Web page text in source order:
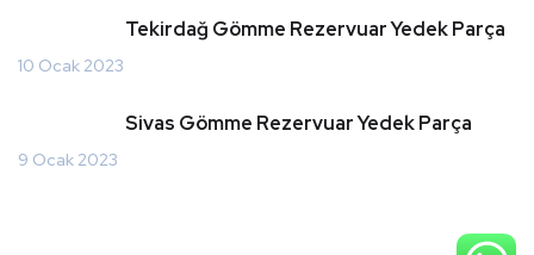
Tekirdağ Gömme Rezervuar Yedek Parça
10 Ocak 2023
Sivas Gömme Rezervuar Yedek Parça
9 Ocak 2023